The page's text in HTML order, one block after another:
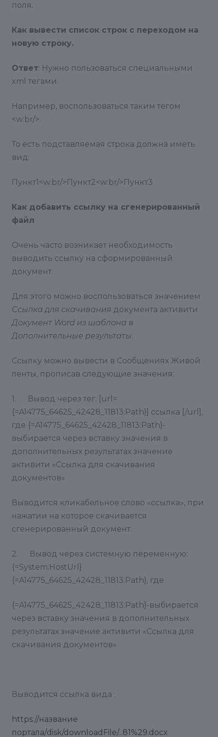
поля.
Как вывести список строк с переходом на
новую строку.
Ответ: Нужно пользоваться специальными
xml тегами.
Например, воспользоваться таким тегом
<w:br/>.
То есть подставляемая строка должна иметь
вид:
Пункт1<w:br/>Пункт2<w:br/>Пункт3
Как добавить ссылку на сгенерированный
файл
Очень часто возникает необходимость
выводить ссылку на сформированный
документ.
Для этого можно воспользоваться значением
Ссылка для скачивания документа активити
Документ Word из шаблона в
Дополнительные результаты.
Ссылку можно вывести в Сообщениях Живой
ленты, прописав следующие значения:
1. Вывод через тег: [url=
{=A14775_64625_42428_11813:Path}] ссылка [/url],
где {=A14775_64625_42428_11813:Path}-
выбирается через вставку значения в
дополнительных результатах значение
активити «Ссылка для скачивания
документов»
Выводится кликабельное слово «ссылка», при
нажатии на которое скачивается
сгенерированный документ.
2. Вывод через системную переменную:
{=System:HostUrl}
{=A14775_64625_42428_11813:Path}, где
{=A14775_64625_42428_11813:Path}-выбирается
через вставку значения в дополнительных
результатах значение активити «Ссылка для
скачивания документов»
Выводится ссылка вида :
https://название
портала/disk/downloadFile/...81%29.docx